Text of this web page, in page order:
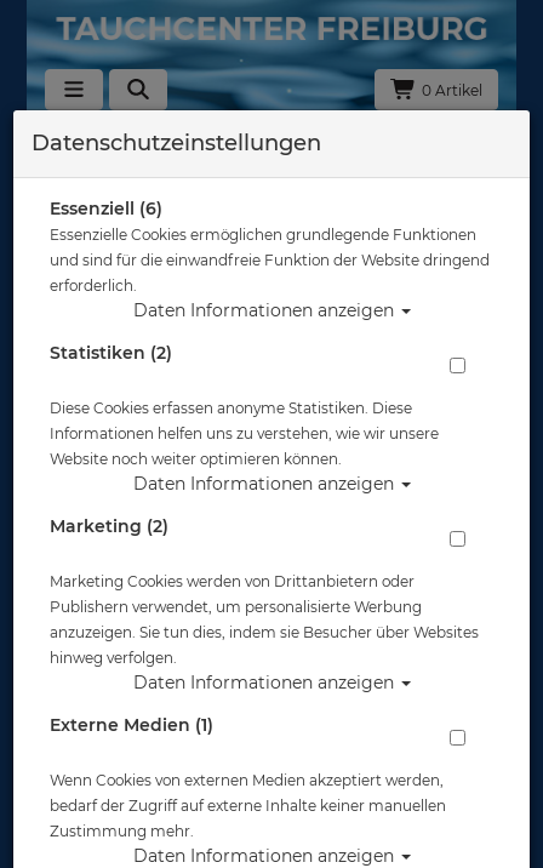
0 Artikel
Zurück
Tauchmaske Plus - (+ 1.75 Dpt) -
Transparent - Blau
Artikelnr.: pol-22750CB
Herstellerpreis: 158,00 €
Datenschutzeinstellungen
Essenziell (6)
Essenzielle Cookies ermöglichen grundlegende Funktionen
und sind für die einwandfreie Funktion der Website dringend
erforderlich.
Daten Informationen anzeigen
Statistiken (2)
Diese Cookies erfassen anonyme Statistiken. Diese
Informationen helfen uns zu verstehen, wie wir unsere
Website noch weiter optimieren können.
Daten Informationen anzeigen
Marketing (2)
Marketing Cookies werden von Drittanbietern oder
Publishern verwendet, um personalisierte Werbung
anzuzeigen. Sie tun dies, indem sie Besucher über Websites
hinweg verfolgen.
Daten Informationen anzeigen
Externe Medien (1)
Wenn Cookies von externen Medien akzeptiert werden,
bedarf der Zugriff auf externe Inhalte keiner manuellen
Zustimmung mehr.
Daten Informationen anzeigen